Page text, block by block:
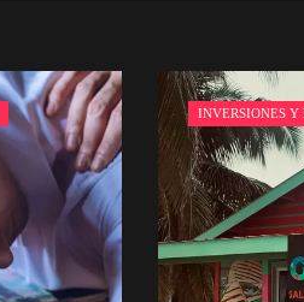
INVERSIONES Y